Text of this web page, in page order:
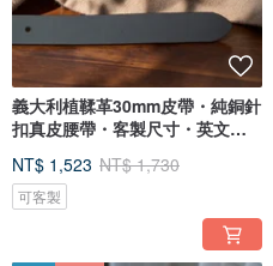
義大利植鞣革30mm皮帶・純銅針
扣真皮腰帶・客製尺寸・英文烙
NT$ 1,523 NT$ 1,730
可客製